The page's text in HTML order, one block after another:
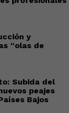
y
“olas de
Subida del
peajes
Bajos